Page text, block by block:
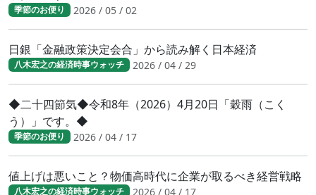
季節のお便り 2026 / 05 / 02
日銀「金融政策決定会合」から読み解く日本経済
八木宏之の経済時事ウォッチ 2026 / 04 / 29
◆二十四節気◆令和8年（2026）4月20日「穀雨（こく
う）」です。◆
季節のお便り 2026 / 04 / 17
値上げは悪いこと？物価高時代に企業が取るべき経営戦略
八木宏之の経済時事ウォッチ 2026 / 04 / 17